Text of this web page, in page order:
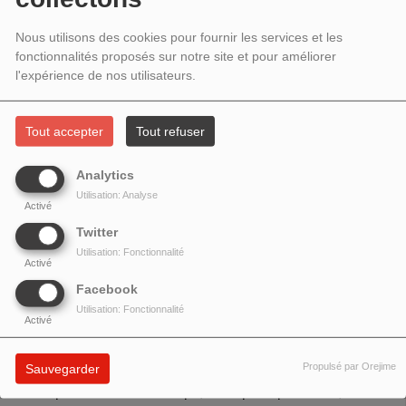
Nous utilisons des cookies pour fournir les services et les
fonctionnalités proposés sur notre site et pour améliorer
l'expérience de nos utilisateurs.
Tout accepter Tout refuser
Analytics
Activé
Utilisation: Analyse
Twitter
Activé
Utilisation: Fonctionnalité
Facebook
Activé
Utilisation: Fonctionnalité
Sauvegarder Propulsé par Orejime
OCTOBRE 2022 - LES PLANTES AU
FIL DU TEMPS
sa formation, nous a transmis ses connaissance empiriques